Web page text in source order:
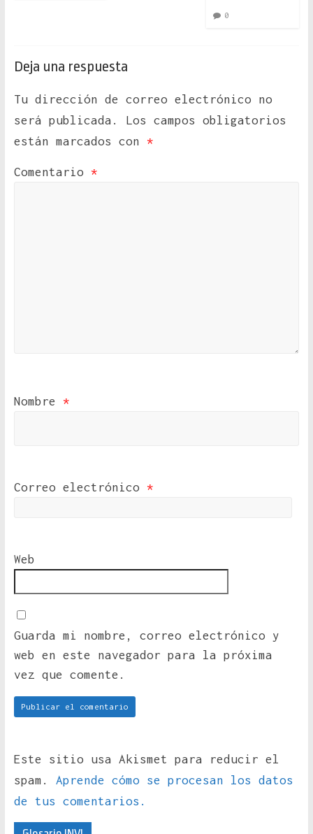
0
Deja una respuesta
Tu dirección de correo electrónico no
será publicada.
Los campos obligatorios
están marcados con *
Comentario *
Nombre *
Correo electrónico *
Web
Guarda mi nombre, correo electrónico y
web en este navegador para la próxima
vez que comente.
Este sitio usa Akismet para reducir el
spam. Aprende cómo se procesan los datos
de tus comentarios.